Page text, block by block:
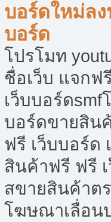
บอร์ดใหม่ลง
บอร์ด
โปรโมท
ชื่อเว็บ แจกฟ
เว็บบอร์ดsmf
บอร์ดขายสิน
ฟรี เว็บบอร์ด
สินค้าฟรี ฟรี
สขายสินค้าต
โฆษณาเลื่อน